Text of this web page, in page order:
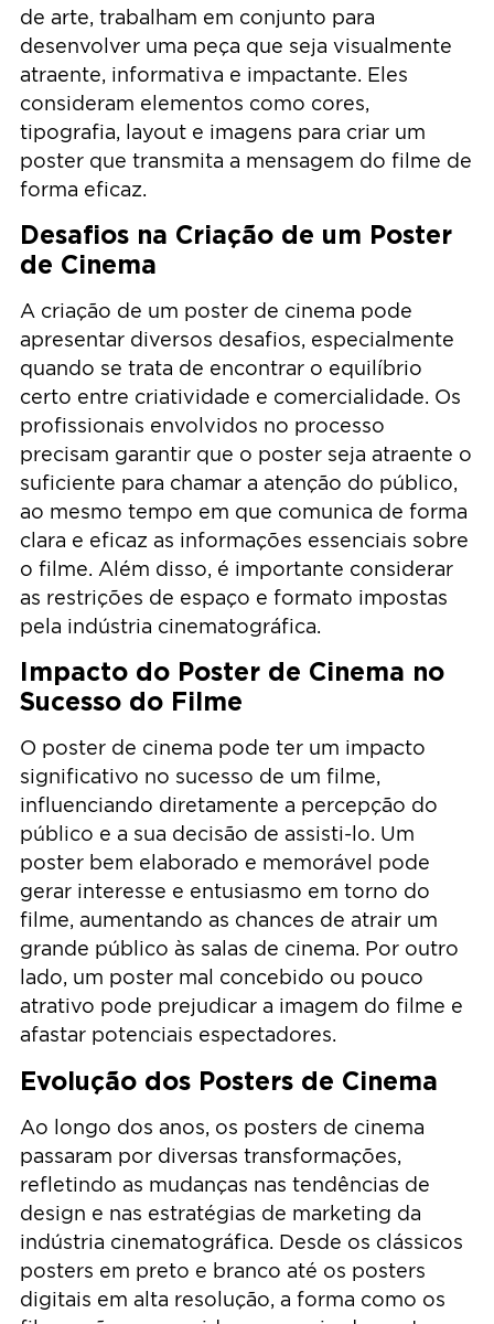
de arte, trabalham em conjunto para
desenvolver uma peça que seja visualmente
atraente, informativa e impactante. Eles
consideram elementos como cores,
tipografia, layout e imagens para criar um
poster que transmita a mensagem do filme de
forma eficaz.
Desafios na Criação de um Poster
de Cinema
A criação de um poster de cinema pode
apresentar diversos desafios, especialmente
quando se trata de encontrar o equilíbrio
certo entre criatividade e comercialidade. Os
profissionais envolvidos no processo
precisam garantir que o poster seja atraente o
suficiente para chamar a atenção do público,
ao mesmo tempo em que comunica de forma
clara e eficaz as informações essenciais sobre
o filme. Além disso, é importante considerar
as restrições de espaço e formato impostas
pela indústria cinematográfica.
Impacto do Poster de Cinema no
Sucesso do Filme
O poster de cinema pode ter um impacto
significativo no sucesso de um filme,
influenciando diretamente a percepção do
público e a sua decisão de assisti-lo. Um
poster bem elaborado e memorável pode
gerar interesse e entusiasmo em torno do
filme, aumentando as chances de atrair um
grande público às salas de cinema. Por outro
lado, um poster mal concebido ou pouco
atrativo pode prejudicar a imagem do filme e
afastar potenciais espectadores.
Evolução dos Posters de Cinema
Ao longo dos anos, os posters de cinema
passaram por diversas transformações,
refletindo as mudanças nas tendências de
design e nas estratégias de marketing da
indústria cinematográfica. Desde os clássicos
posters em preto e branco até os posters
digitais em alta resolução, a forma como os